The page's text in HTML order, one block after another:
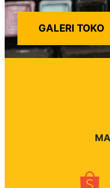
GALERI TOKO